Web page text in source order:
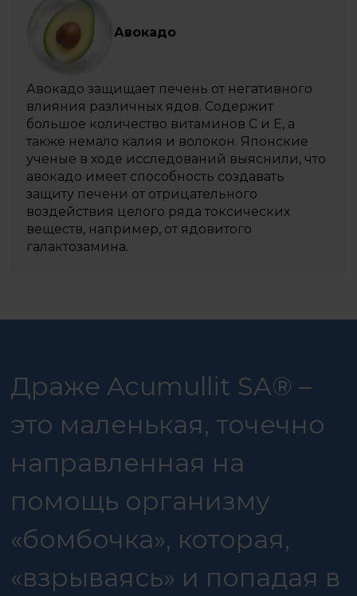
Авокадо
Авокадо защищает печень от негативного
влияния различных ядов. Содержит
большое количество витаминов С и Е, а
также немало калия и волокон. Японские
ученые в ходе исследований выяснили, что
авокадо имеет способность создавать
защиту печени от отрицательного
воздействия целого ряда токсических
веществ, например, от ядовитого
галактозамина.
Драже Acumullit SA® –
это маленькая, точечно
направленная на
помощь организму
«бомбочка», которая,
«взрываясь» и попадая в